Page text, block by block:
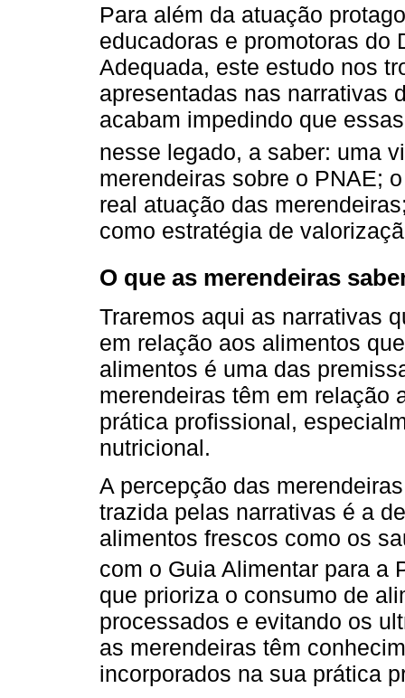
Para além da atuação
educadoras e promotoras do
Adequada, este estudo nos
apresentadas nas narrativas
acabam impedindo que
nesse legado, a saber: uma
merendeiras sobre o PNAE;
real atuação das
como estratégia de
O que as merendeiras
Traremos aqui as narrativas
em relação aos alimentos
alimentos é uma das
merendeiras têm em relação
prática profissional,
nutricional.
A percepção das
trazida pelas narrativas é a
alimentos frescos como os
com o Guia Alimentar para a
que prioriza o consumo de
processados e evitando os
as merendeiras têm
incorporados na sua prática